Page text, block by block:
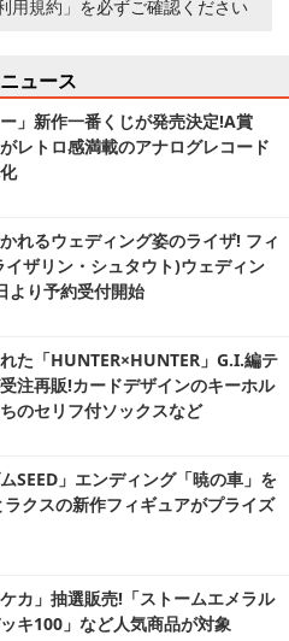
用規約」 を必ずご確認ください
ュース
」新作一番くじが発売決定!A賞
レトロ感満載のアナログレコード
れるウェディング姿のライザ! フィ
ザリン・シュタウト)ウェディン
より予約受付開始
た「HUNTER×HUNTER」G.I.編テ
注再販!カードデザインのキーホル
のセリフ付ソックスなど
SEED」エンディング「暁の車」を
クスの新作フィギュアがプライズ
カ」抽選販売!「ストームエメラル
キ100」など人気商品が対象